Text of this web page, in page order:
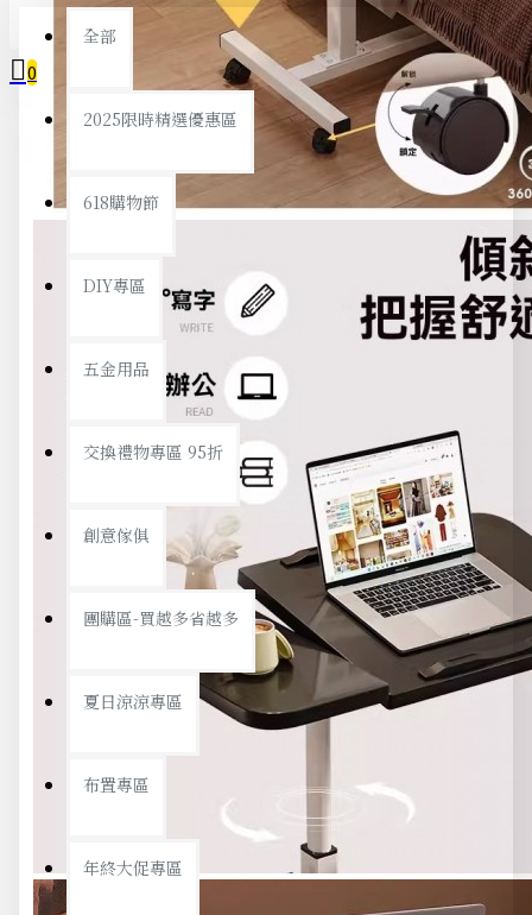
全部
2025限時精選優惠區
618購物節
DIY專區
五金用品
交換禮物專區 95折
創意傢俱
團購區-買越多省越多
夏日涼涼專區
布置專區
年終大促專區
0
您的購物車內沒有商品！